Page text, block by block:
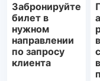
Забронируйте
билет в
нужном
направлении
по запросу
клиента